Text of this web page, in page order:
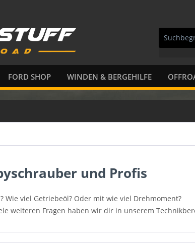
FORD SHOP WINDEN & BERGEHILFE
und Profis
Wie viel Getriebeöl? Oder mit wie viel Drehmoment?
weiteren Fragen haben wir dir in unserem